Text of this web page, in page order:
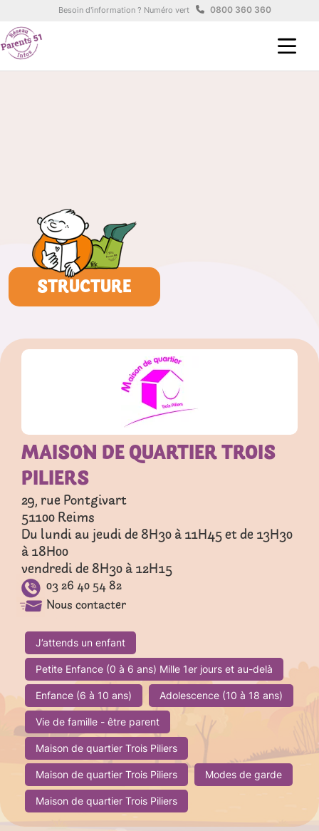
Aller au contenu principal
Besoin d'information ? Numéro vert 0800 360 360
STRUCTURE
MAISON DE QUARTIER TROIS
PILIERS
29, rue Pontgivart
51100Reims
Du lundi au jeudi de 8H30 à 11H45 et de 13H30
à 18H00
vendredi de 8H30 à 12H15
03 26 40 54 82
Nous contacter
J’attends un enfant
Petite Enfance (0 à 6 ans) Mille 1er jours et au-delà
Enfance (6 à 10 ans) Adolescence (10 à 18 ans)
Vie de famille - être parent
Maison de quartier Trois Piliers
Maison de quartier Trois Piliers Modes de garde
Maison de quartier Trois Piliers
Panneau de gestion des cookies